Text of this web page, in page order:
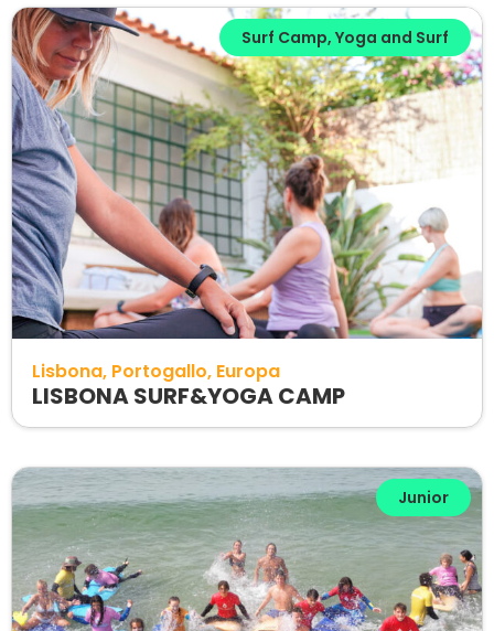
Surf Camp, Yoga and Surf
Lisbona Portogallo Europa
LISBONA SURF&YOGA CAMP
Junior